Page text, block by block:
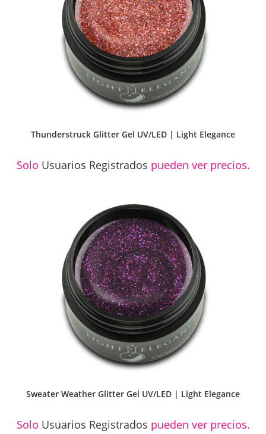
Thunderstruck Glitter Gel UV/LED | Light Elegance
Solo Usuarios Registrados pueden ver precios.
Sweater Weather Glitter Gel UV/LED | Light Elegance
Solo Usuarios Registrados pueden ver precios.